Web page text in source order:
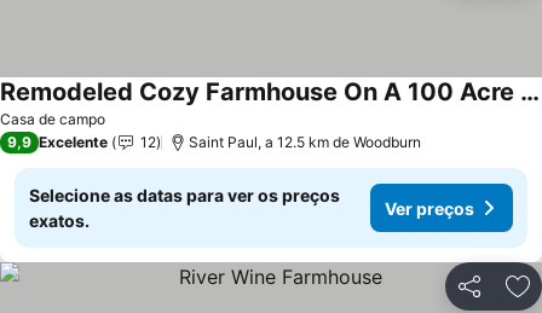
Casa de campo
Remodeled Cozy Farmhouse On A 100 Acre Hazelnut Orchard!
Ver preços
9,9 Excelente 12 Saint Paul, a 12.5 km de Woodburn
Selecione as datas para ver os preços
exatos.
Ver preços
Partilhar